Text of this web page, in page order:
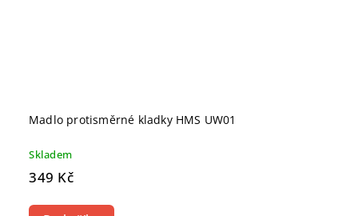
Madlo protisměrné kladky HMS UW01
Skladem
349 Kč